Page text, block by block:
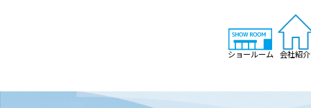
ショールーム 会社紹介